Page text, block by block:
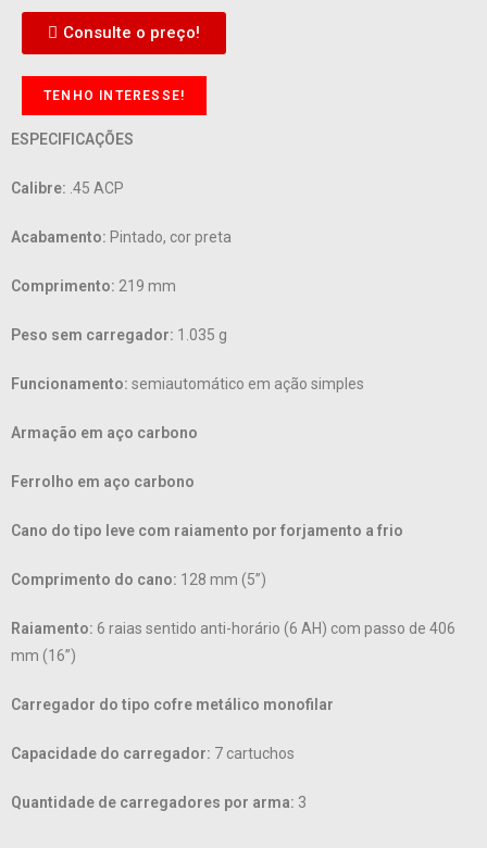
Consulte o preço!
TENHO INTERESSE!
ESPECIFICAÇÕES
Calibre: .45 ACP
Acabamento: Pintado, cor preta
Comprimento: 219 mm
Peso sem carregador: 1.035 g
Funcionamento: semiautomático em ação simples
Armação em aço carbono
Ferrolho em aço carbono
Cano do tipo leve com raiamento por forjamento a frio
Comprimento do cano: 128 mm (5”)
Raiamento: 6 raias sentido anti-horário (6 AH) com passo de 406
mm (16”)
Carregador do tipo cofre metálico monofilar
Capacidade do carregador: 7 cartuchos
Quantidade de carregadores por arma: 3